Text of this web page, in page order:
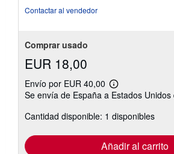
Contactar al vendedor
Comprar usado
EUR 18,00
Envío por EUR 40,00
Más
información
las
tarifas
envío
Se envía de España a Estados Unidos
Cantidad disponible: 1 disponibles
Añadir al carrito